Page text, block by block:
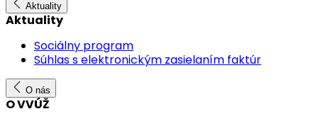
Aktuality
Aktuality
Sociálny program
Súhlas s elektronickým zasielaním faktúr
O nás
O VVÚŽ